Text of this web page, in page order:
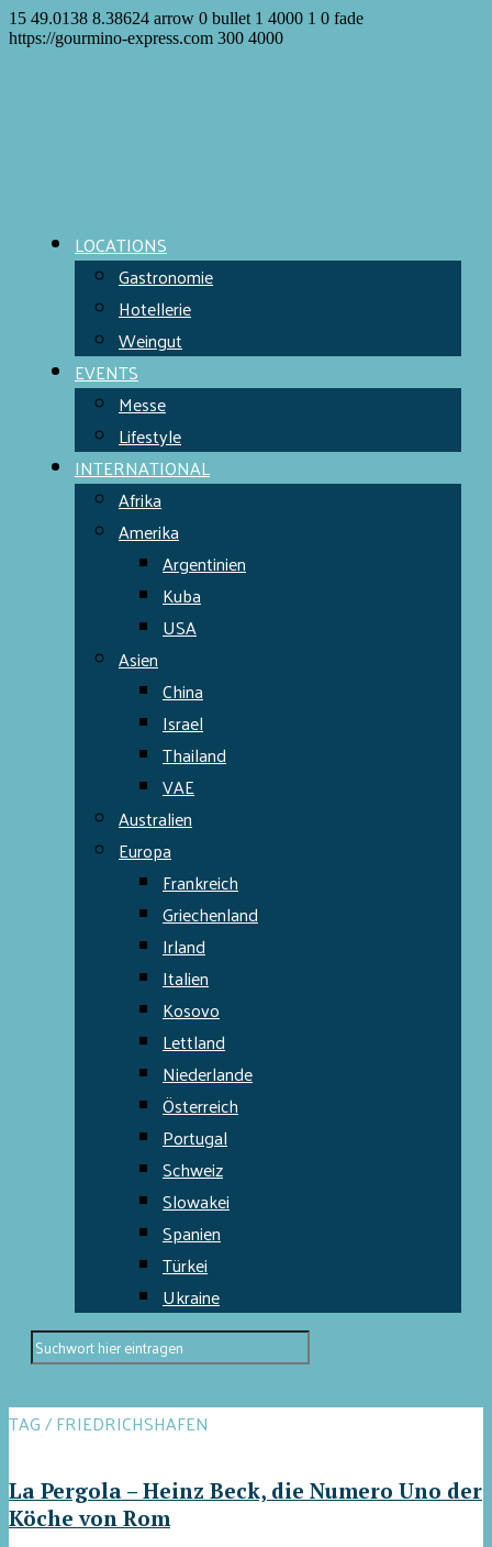
15 49.0138 8.38624 arrow 0 bullet 1 4000 1 0 fade
https://gourmino-express.com 300 4000
LOCATIONS
Gastronomie
Hotellerie
Weingut
EVENTS
Messe
Lifestyle
INTERNATIONAL
Afrika
Amerika
Argentinien
Kuba
USA
Asien
China
Israel
Thailand
VAE
Australien
Europa
Frankreich
Griechenland
Irland
Italien
Kosovo
Lettland
Niederlande
Österreich
Portugal
Schweiz
Slowakei
Spanien
Türkei
Ukraine
TAG / FRIEDRICHSHAFEN
La Pergola – Heinz Beck, die Numero Uno der
Köche von Rom